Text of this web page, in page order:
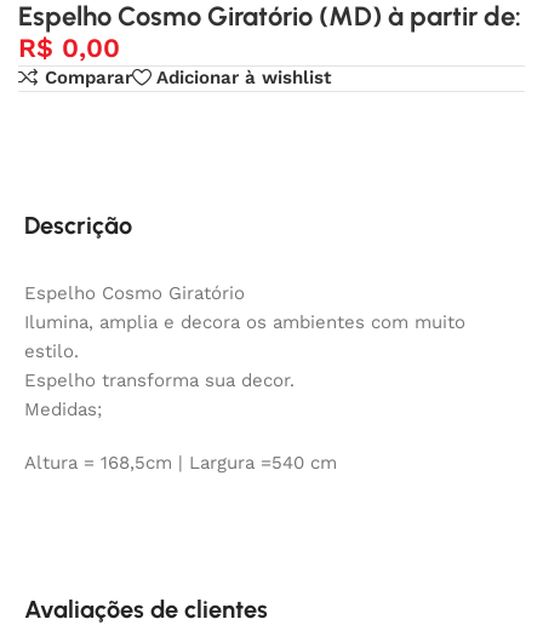
Espelho Cosmo Giratório (MD) à partir de:
R$ 0,00
Comparar Adicionar à wishlist
Descrição
Espelho Cosmo Giratório
Ilumina, amplia e decora os ambientes com muito
estilo.
Espelho transforma sua decor.
Medidas;
Altura = 168,5cm | Largura =540 cm
Avaliações de clientes